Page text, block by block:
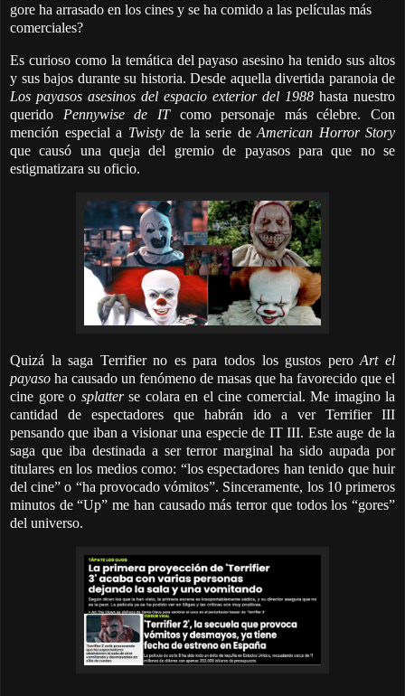
gore ha arrasado en los cines y se ha comido a las películas más
comerciales?
Es curioso como la temática del payaso asesino ha tenido sus altos
y sus bajos durante su historia. Desde aquella divertida paranoia de
Los payasos asesinos del espacio exterior del 1988 hasta nuestro
querido Pennywise de IT como personaje más célebre. Con
mención especial a Twisty de la serie de American Horror Story
que causó una queja del gremio de payasos para que no se
estigmatizara su oficio.
Quizá la saga Terrifier no es para todos los gustos peroArt el
payaso ha causado un fenómeno de masas que ha favorecido que el
cine gore o splatterse colara en el cine comercial. Me imagino la
cantidad de espectadores que habrán ido a ver Terrifier III
pensando que iban a visionar una especie de IT III. Este auge de la
saga que iba destinada a ser terror marginal ha sido aupada por
titulares en los medios como: “los espectadores han tenido que huir
del cine” o “ha provocado vómitos”. Sinceramente, los 10 primeros
minutos de “Up” me han causado más terror que todos los “gores”
del universo.